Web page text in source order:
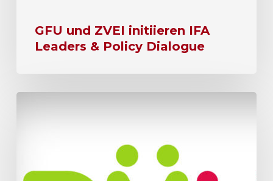
GFU und ZVEI initiieren IFA
Leaders & Policy Dialogue